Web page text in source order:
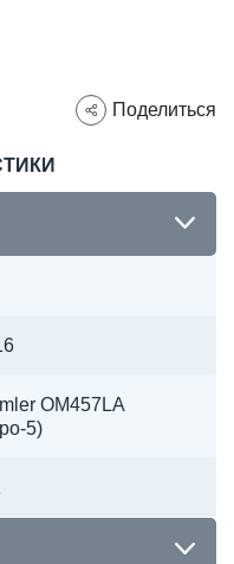
Поделиться
OM457LA
5)